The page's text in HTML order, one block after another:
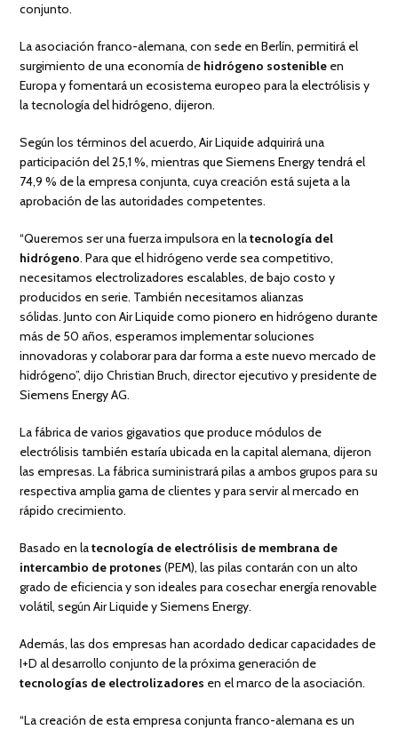
conjunto.
La asociación franco-alemana, con sede en Berlín, permitirá el
surgimiento de una economía de hidrógeno sostenible en
Europa y fomentará un ecosistema europeo para la electrólisis y
la tecnología del hidrógeno, dijeron.
Según los términos del acuerdo, Air Liquide adquirirá una
participación del 25,1 %, mientras que Siemens Energy tendrá el
74,9 % de la empresa conjunta, cuya creación está sujeta a la
aprobación de las autoridades competentes.
“Queremos ser una fuerza impulsora en latecnología del
hidrógeno. Para que el hidrógeno verde sea competitivo,
necesitamos electrolizadores escalables, de bajo costo y
producidos en serie. También necesitamos alianzas
sólidas. Junto con Air Liquide como pionero en hidrógeno durante
más de 50 años, esperamos implementar soluciones
innovadoras y colaborar para dar forma a este nuevo mercado de
hidrógeno”, dijo Christian Bruch, director ejecutivo y presidente de
Siemens Energy AG.
La fábrica de varios gigavatios que produce módulos de
electrólisis también estaría ubicada en la capital alemana, dijeron
las empresas. La fábrica suministrará pilas a ambos grupos para su
respectiva amplia gama de clientes y para servir al mercado en
rápido crecimiento.
Basado en latecnología de electrólisis de membrana de
intercambio de protones (PEM), las pilas contarán con un alto
grado de eficiencia y son ideales para cosechar energía renovable
volátil, según Air Liquide y Siemens Energy.
Además, las dos empresas han acordado dedicar capacidades de
I+D al desarrollo conjunto de la próxima generación de
tecnologías de electrolizadores en el marco de la asociación.
“La creación de esta empresa conjunta franco-alemana es un